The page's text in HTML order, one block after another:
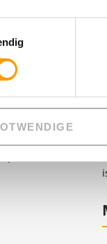
von bis
oder mit
Spielen, um
Licht-
so